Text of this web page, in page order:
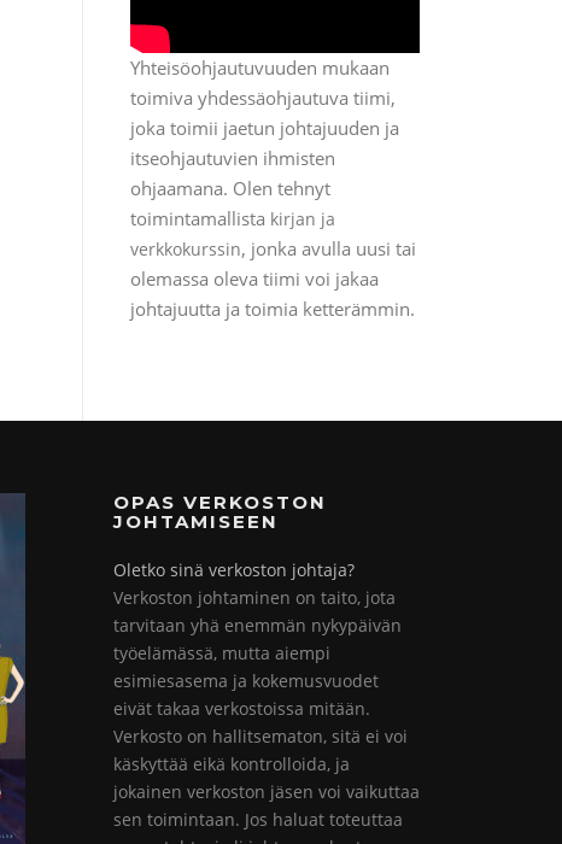
Yhteisöohjautuvuuden mukaan
toimiva yhdessäohjautuva tiimi,
joka toimii jaetun johtajuuden ja
itseohjautuvien ihmisten
ohjaamana. Olen tehnyt
toimintamallista kirjan ja
verkkokurssin, jonka avulla uusi tai
olemassa oleva tiimi voi jakaa
johtajuutta ja toimia ketterämmin.
OPAS VERKOSTON
JOHTAMISEEN
Oletko sinä verkoston johtaja?
Verkoston johtaminen on taito, jota
tarvitaan yhä enemmän nykypäivän
työelämässä, mutta aiempi
esimiesasema ja kokemusvuodet
eivät takaa verkostoissa mitään.
Verkosto on hallitsematon, sitä ei voi
käskyttää eikä kontrolloida, ja
jokainen verkoston jäsen voi vaikuttaa
sen toimintaan. Jos haluat toteuttaa